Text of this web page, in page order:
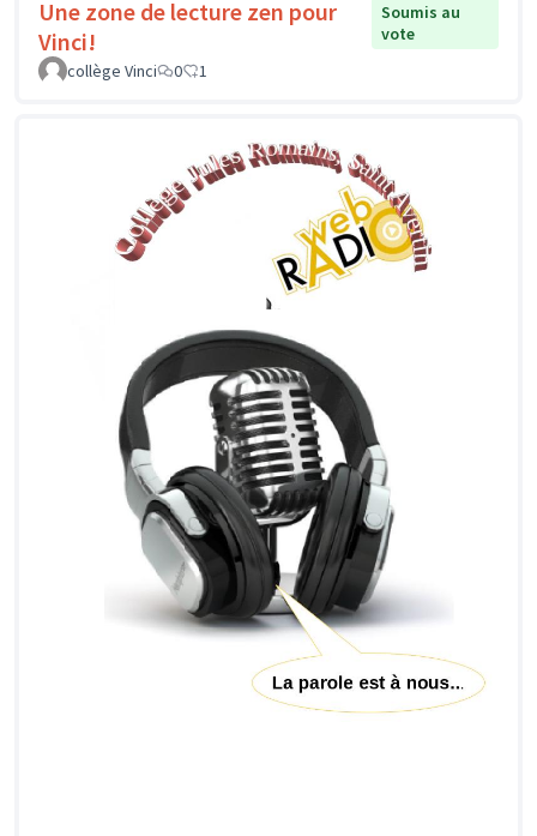
Une zone de lecture zen pour
Vinci!
Soumis au
vote
collège Vinci
0 1